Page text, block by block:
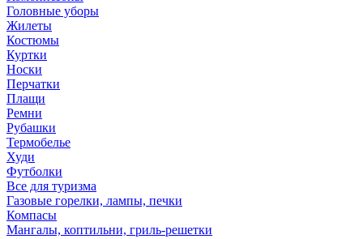
Головные уборы
Жилеты
Костюмы
Куртки
Носки
Перчатки
Плащи
Ремни
Рубашки
Термобелье
Худи
Футболки
Все для туризма
Газовые горелки, лампы, печки
Компасы
Мангалы, коптильни, гриль-решетки